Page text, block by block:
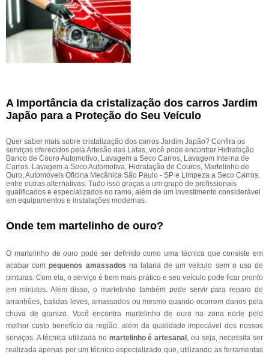
A Importância da cristalização dos carros Jardim
Japão para a Proteção do Seu Veículo
Quer saber mais sobre cristalização dos carros Jardim Japão? Confira os
serviços oferecidos pela Artesão das Latas, você pode encontrar Hidratação
Banco de Couro Automotivo, Lavagem a Seco Carros, Lavagem Interna de
Carros, Lavagem a Seco Automotiva, Hidratação de Couros, Martelinho de
Ouro, Automóveis Oficina Mecânica São Paulo - SP e Limpeza a Seco Carros,
entre outras alternativas. Tudo isso graças a um grupo de profissionais
qualificados e especializados no ramo, além de um investimento considerável
em equipamentos e instalações modernas.
Onde tem martelinho de ouro?
O martelinho de ouro pode ser definido como uma técnica que consiste em
acabar compequenos amassados na lataria de um veículo sem o uso de
pinturas. Com ela, o serviço é bem mais prático e seu veículo pode ficar pronto
em minutos. Além disso, o martelinho também pode servir para reparo de
arranhões, batidas leves, amassados ou mesmo quando ocorrem danos pela
chuva de granizo. Você encontra martelinho de ouro na zona norte pelo
melhor custo benefício da região, além da qualidade impecável dos nossos
serviços. A técnica utilizada no martelinho é artesanal , ou seja, necessita ser
realizada apenas por um técnico especializado que, utilizando as ferramentas